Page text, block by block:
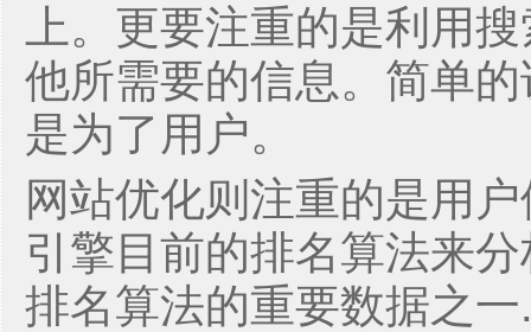
上。更要注重的是利用
他所需要的信息。简单
是为了用户。
网站优化则注重的是用
引擎目前的排名算法来
排名算法的重要数据之一